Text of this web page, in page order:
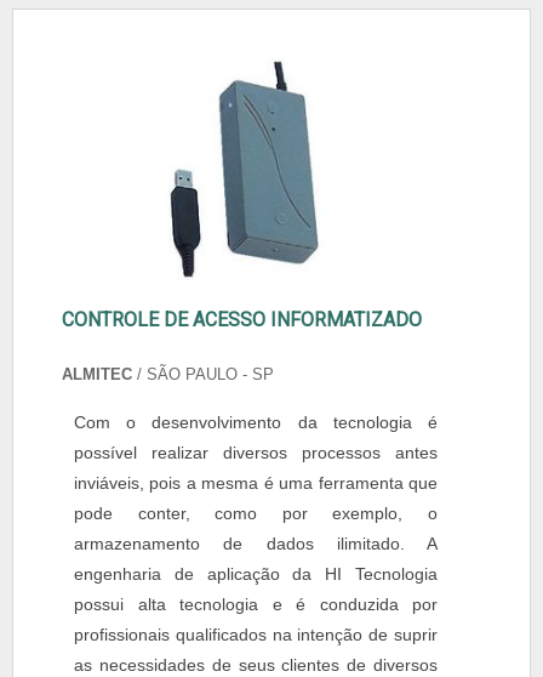
CONTROLE DE ACESSO INFORMATIZADO
ALMITEC / SÃO PAULO - SP
Com o desenvolvimento da tecnologia é
possível realizar diversos processos antes
inviáveis, pois a mesma é uma ferramenta que
pode conter, como por exemplo, o
armazenamento de dados ilimitado. A
engenharia de aplicação da HI Tecnologia
possui alta tecnologia e é conduzida por
profissionais qualificados na intenção de suprir
as necessidades de seus clientes de diversos